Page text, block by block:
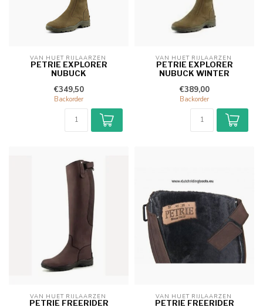
VAN HUET RIJLAARZEN
PETRIE EXPLORER
NUBUCK
€349,50
Backorder
VAN HUET RIJLAARZEN
PETRIE EXPLORER
NUBUCK WINTER
€389,00
Backorder
VAN HUET RIJLAARZEN
PETRIE FREERIDER
VAN HUET RIJLAARZEN
PETRIE FREERIDER